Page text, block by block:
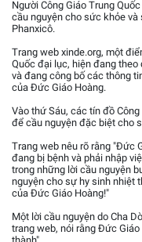
Người Công Giáo Trung
cầu nguyện cho sức khỏe
Phanxicô.
Trang web xinde.org, một
Quốc đại lục, hiện đang
và đang công bố các thông
của Đức Giáo Hoàng.
Vào thứ Sáu, các tín đồ
để cầu nguyện đặc biệt cho
Trang web nêu rõ rằng "Đức
đang bị bệnh và phải nhập
trong những lời cầu nguyện
nguyện cho sự hy sinh nhiệt
của Đức Giáo Hoàng!"
Một lời cầu nguyện do Cha
trang web, nói rằng Đức